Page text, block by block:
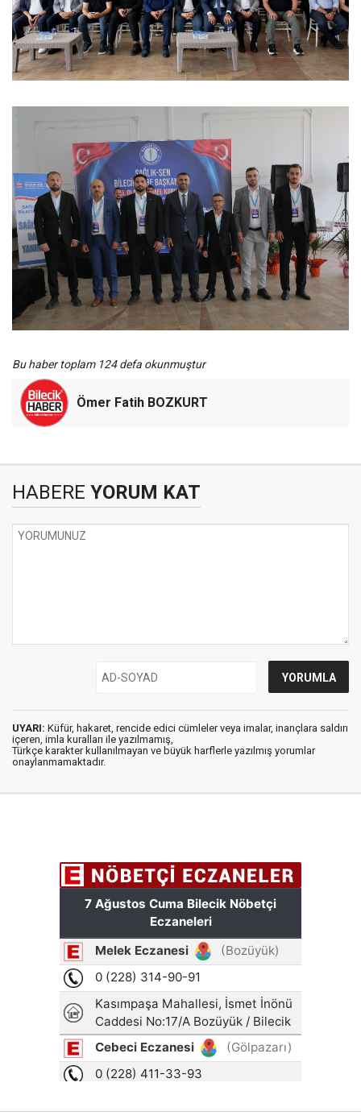
Bu haber toplam 124 defa okunmuştur
Ömer Fatih BOZKURT
HABERE YORUM KAT
UYARI: Küfür, hakaret, rencide edici cümleler veya imalar, inançlara saldırı
içeren, imla kuralları ile yazılmamış,
Türkçe karakter kullanılmayan ve büyük harflerle yazılmış yorumlar
onaylanmamaktadır.